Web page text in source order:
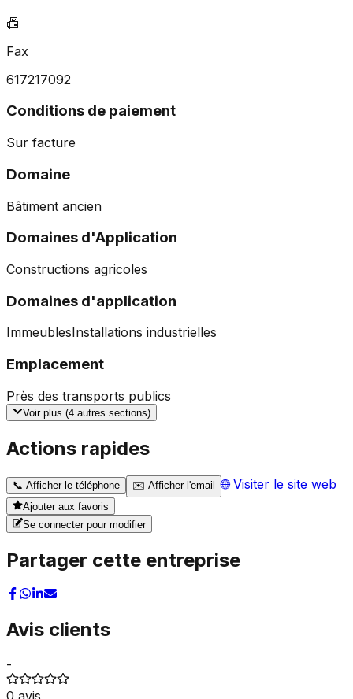
📠
Fax
617217092
Conditions de paiement
Sur facture
Domaine
Bâtiment ancien
Domaines d'Application
Constructions agricoles
Domaines d'application
ImmeublesInstallations industrielles
Emplacement
Près des transports publics
Voir plus (4 autres sections)
Actions rapides
📞 Afficher le téléphone ✉️ Afficher l'email 🌐Visiter le site web
Ajouter aux favoris
Se connecter pour modifier
Partager cette entreprise
Avis clients
-